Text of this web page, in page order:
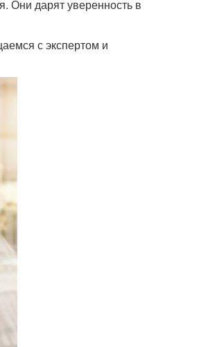
Они дарят уверенность в
с экспертом и